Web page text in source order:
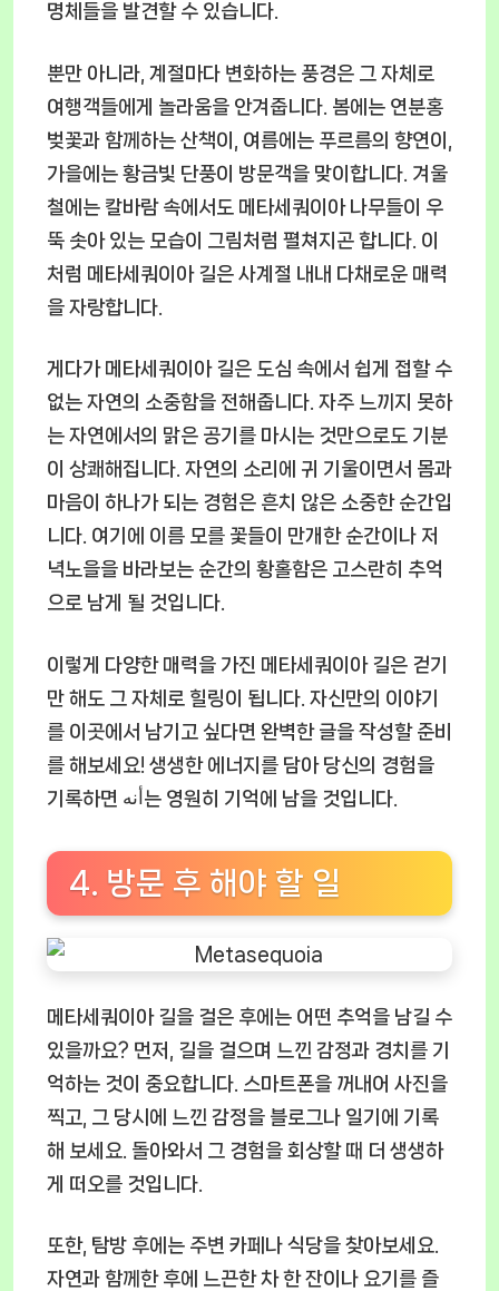
명체들을 발견할 수 있습니다.
뿐만 아니라, 계절마다 변화하는 풍경은 그 자체로
여행객들에게 놀라움을 안겨줍니다. 봄에는 연분홍
벚꽃과 함께하는 산책이, 여름에는 푸르름의 향연이,
가을에는 황금빛 단풍이 방문객을 맞이합니다. 겨울
철에는 칼바람 속에서도 메타세쿼이아 나무들이 우
뚝 솟아 있는 모습이 그림처럼 펼쳐지곤 합니다. 이
처럼 메타세쿼이아 길은 사계절 내내 다채로운 매력
을 자랑합니다.
게다가 메타세쿼이아 길은 도심 속에서 쉽게 접할 수
없는 자연의 소중함을 전해줍니다. 자주 느끼지 못하
는 자연에서의 맑은 공기를 마시는 것만으로도 기분
이 상쾌해집니다. 자연의 소리에 귀 기울이면서 몸과
마음이 하나가 되는 경험은 흔치 않은 소중한 순간입
니다. 여기에 이름 모를 꽃들이 만개한 순간이나 저
녁노을을 바라보는 순간의 황홀함은 고스란히 추억
으로 남게 될 것입니다.
이렇게 다양한 매력을 가진 메타세쿼이아 길은 걷기
만 해도 그 자체로 힐링이 됩니다. 자신만의 이야기
를 이곳에서 남기고 싶다면 완벽한 글을 작성할 준비
를 해보세요! 생생한 에너지를 담아 당신의 경험을
기록하면 أنه는 영원히 기억에 남을 것입니다.
4. 방문 후 해야 할 일
메타세쿼이아 길을 걸은 후에는 어떤 추억을 남길 수
있을까요? 먼저, 길을 걸으며 느낀 감정과 경치를 기
억하는 것이 중요합니다. 스마트폰을 꺼내어 사진을
찍고, 그 당시에 느낀 감정을 블로그나 일기에 기록
해 보세요. 돌아와서 그 경험을 회상할 때 더 생생하
게 떠오를 것입니다.
또한, 탐방 후에는 주변 카페나 식당을 찾아보세요.
자연과 함께한 후에 느끈한 차 한 잔이나 요기를 즐